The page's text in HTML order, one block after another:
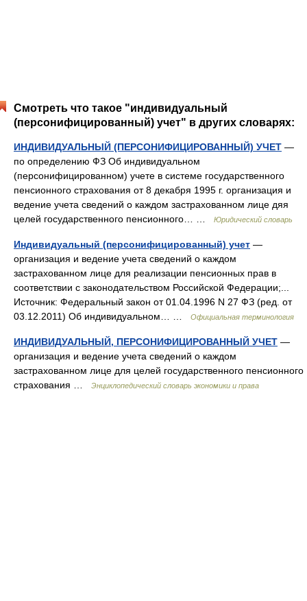
Смотреть что такое "индивидуальный
(персонифицированный) учет" в других словарях:
ИНДИВИДУАЛЬНЫЙ (ПЕРСОНИФИЦИРОВАННЫЙ) УЧЕТ —
по определению ФЗ Об индивидуальном
(персонифицированном) учете в системе государственного
пенсионного страхования от 8 декабря 1995 г. организация и
ведение учета сведений о каждом застрахованном лице дяя
целей государственного пенсионного… …
Юридический словарь
Индивидуальный (персонифицированный) учет —
организация и ведение учета сведений о каждом
застрахованном лице для реализации пенсионных прав в
соответствии с законодательством Российской Федерации;...
Источник: Федеральный закон от 01.04.1996 N 27 ФЗ (ред. от
03.12.2011) Об индивидуальном… …
Официальная терминология
ИНДИВИДУАЛЬНЫЙ, ПЕРСОНИФИЦИРОВАННЫЙ УЧЕТ —
организация и ведение учета сведений о каждом
застрахованном лице для целей государственного пенсионного
страхования …
Энциклопедический словарь экономики и права